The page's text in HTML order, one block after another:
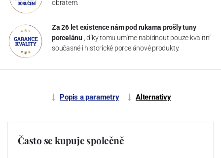
obratem.
Za 26 let existence nám pod rukama prošly tuny
porcelánu , díky tomu umíme nabídnout pouze kvalitní
současné i historické porcelánové produkty.
Popis a parametry Alternativy
Často se kupuje společně